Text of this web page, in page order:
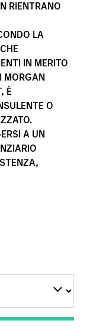
RIENTRANO
LA
IN MERITO
MORGAN
È
O
A UN